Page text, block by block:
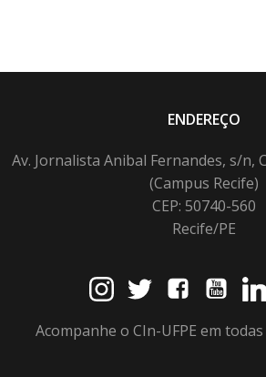
ENDEREÇO
Av. Jornalista Anibal Fernandes, s/n,
(Campus Recife)
CEP: 50740-560
Recife/PE
Acompanhe o CIn-UFPE em